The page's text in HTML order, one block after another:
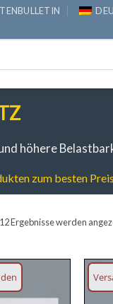
höhere
zum besten
Ergebnisse werden
Wunschliste